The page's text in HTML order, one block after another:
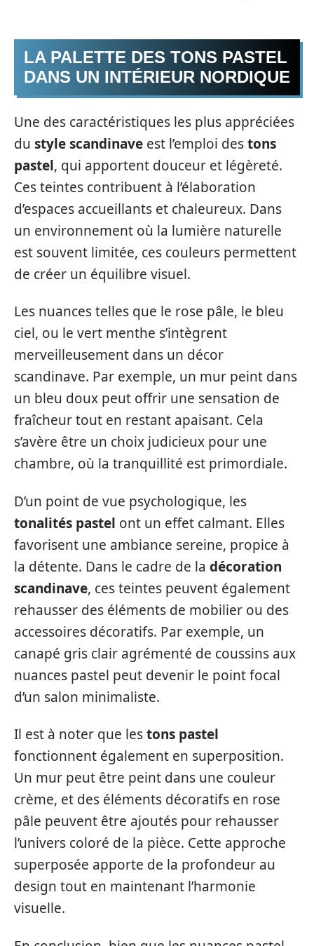
LA PALETTE DES TONS PASTEL
DANS UN INTÉRIEUR NORDIQUE
Une des caractéristiques les plus appréciées
du style scandinave est l’emploi destons
pastel, qui apportent douceur et légèreté.
Ces teintes contribuent à l’élaboration
d’espaces accueillants et chaleureux. Dans
un environnement où la lumière naturelle
est souvent limitée, ces couleurs permettent
de créer un équilibre visuel.
Les nuances telles que le rose pâle, le bleu
ciel, ou le vert menthe s’intègrent
merveilleusement dans un décor
scandinave. Par exemple, un mur peint dans
un bleu doux peut offrir une sensation de
fraîcheur tout en restant apaisant. Cela
s’avère être un choix judicieux pour une
chambre, où la tranquillité est primordiale.
D’un point de vue psychologique, les
tonalités pastel ont un effet calmant. Elles
favorisent une ambiance sereine, propice à
la détente. Dans le cadre de la décoration
scandinave, ces teintes peuvent également
rehausser des éléments de mobilier ou des
accessoires décoratifs. Par exemple, un
canapé gris clair agrémenté de coussins aux
nuances pastel peut devenir le point focal
d’un salon minimaliste.
Il est à noter que lestons pastel
fonctionnent également en superposition.
Un mur peut être peint dans une couleur
crème, et des éléments décoratifs en rose
pâle peuvent être ajoutés pour rehausser
l’univers coloré de la pièce. Cette approche
superposée apporte de la profondeur au
design tout en maintenant l’harmonie
visuelle.